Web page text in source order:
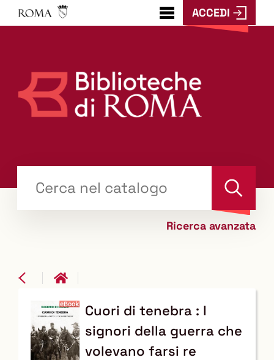
???
menu.button???
ACCEDI
il tuo libro "Catalogo"
Cerca
Ricerca avanzata
Dettaglio
del
Cuori di tenebra : I
signori della guerra che
volevano farsi re